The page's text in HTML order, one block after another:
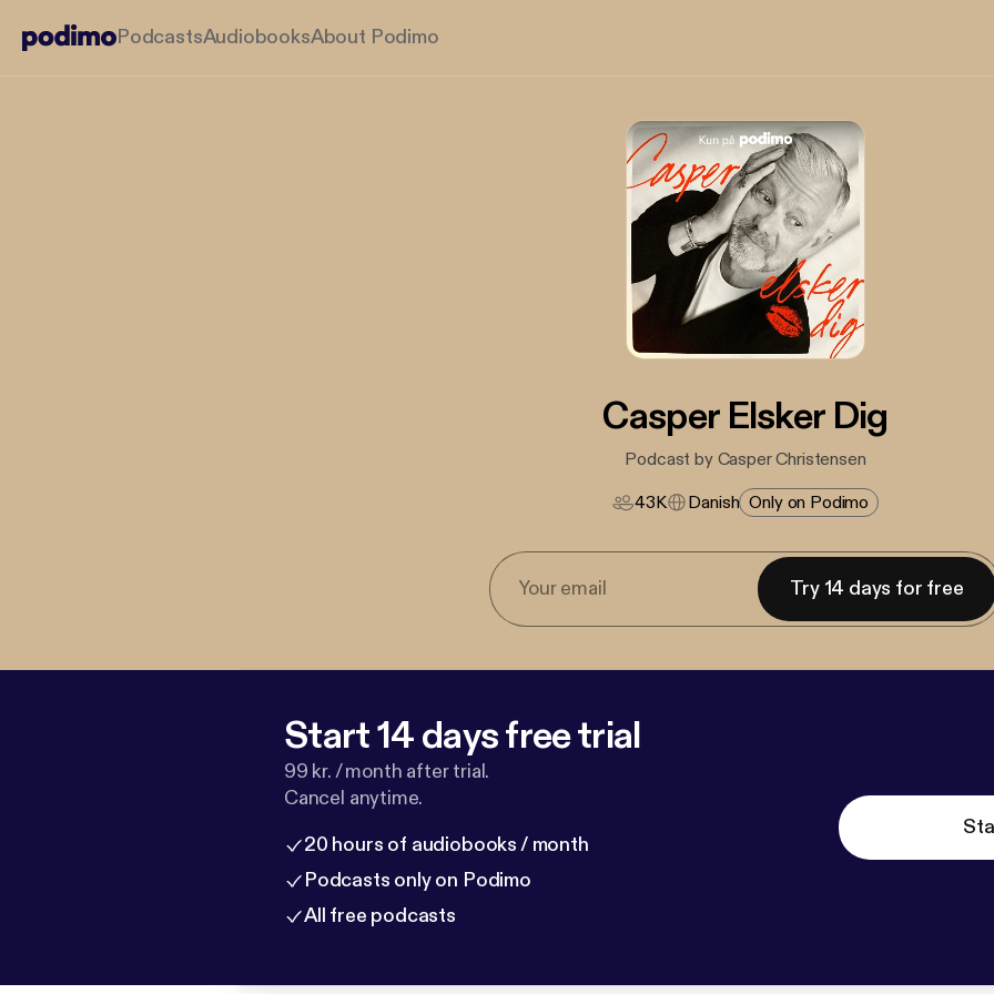
PodcastsAudiobooksAbout Podimo
Casper Elsker Dig
Podcast by Casper Christensen
43K
Danish Only on Podimo
Try 14 days for free
Start 14 days free trial
99 kr. / month after trial.
Cancel anytime.
20 hours of audiobooks / month
Podcasts only on Podimo
All free podcasts